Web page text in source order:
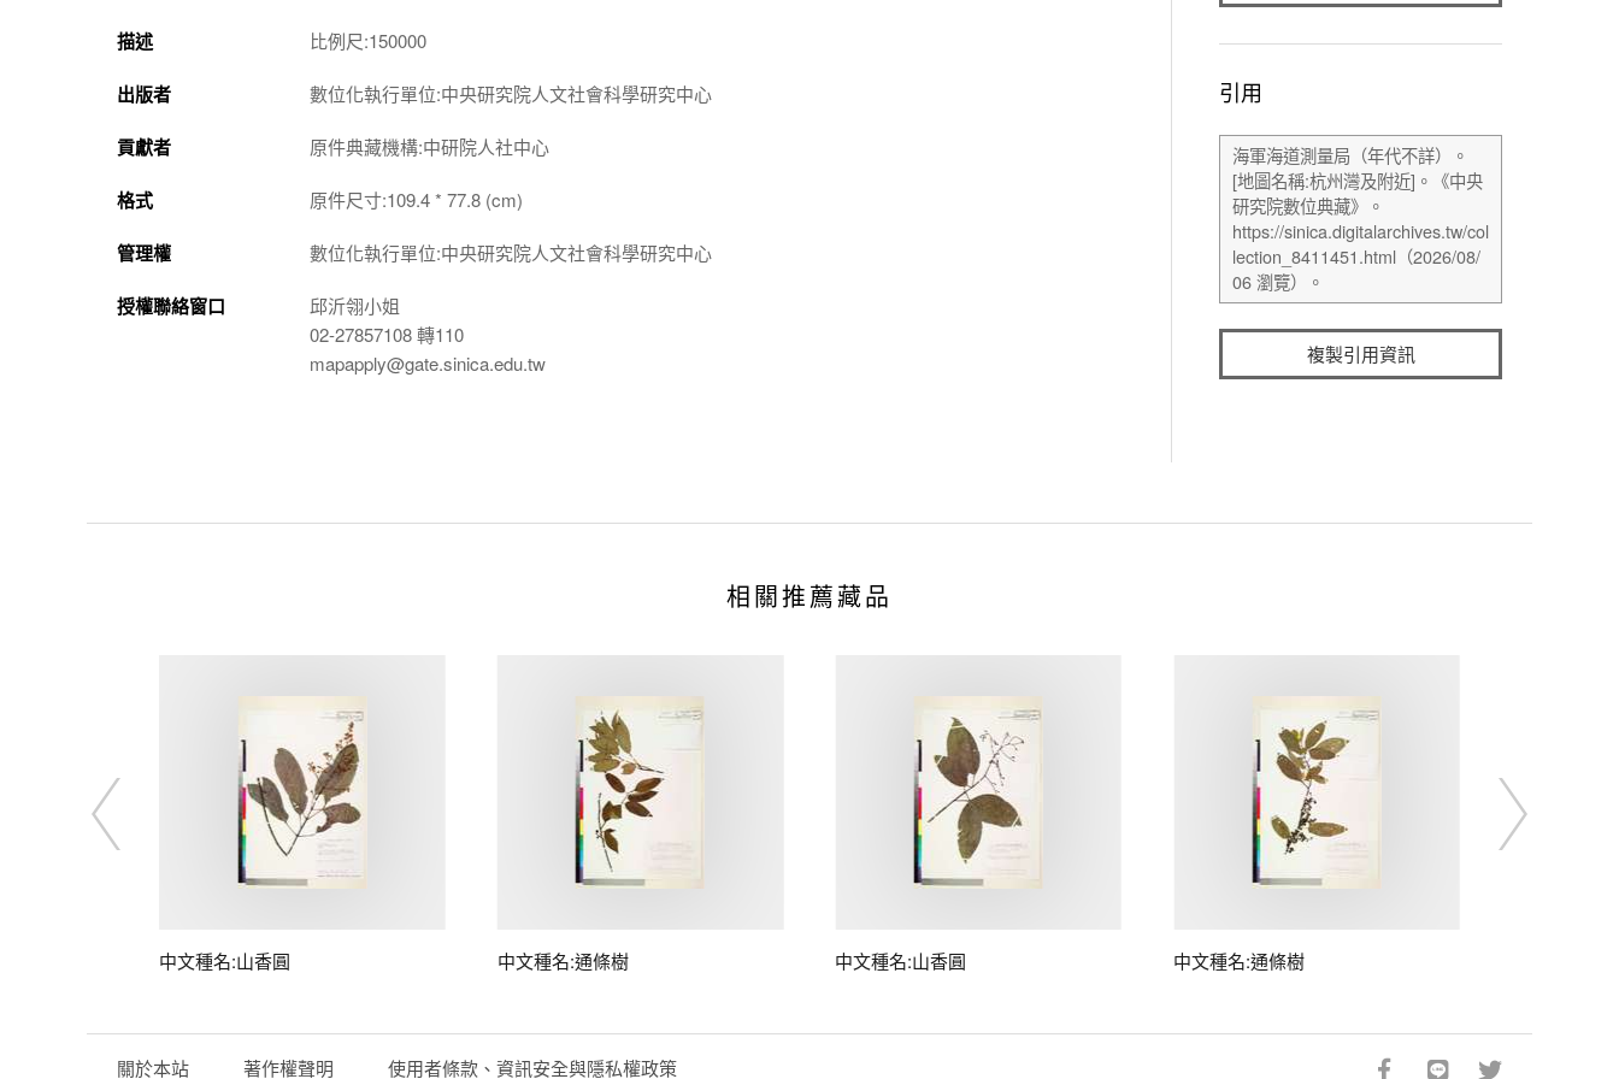
描述
比例尺:150000
出版者 數位化執行單位:中央研究院人文社會科學研究中心
貢獻者 原件典藏機構:中研院人社中心
格式 原件尺寸:109.4 * 77.8 (cm)
管理權 數位化執行單位:中央研究院人文社會科學研究中心
授權聯絡窗口
邱沂翎小姐
02-27857108 轉110
mapapply@gate.sinica.edu.tw
引用
複製引用資訊
相關推薦藏品
中文種名:山香圓 中文種名:通條樹 中文種名:山香圓 中文種名:通條樹
關於本站 著作權聲明 使用者條款、資訊安全與隱私權政策